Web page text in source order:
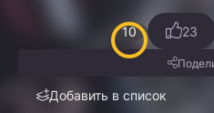
10
Добавить в список
23